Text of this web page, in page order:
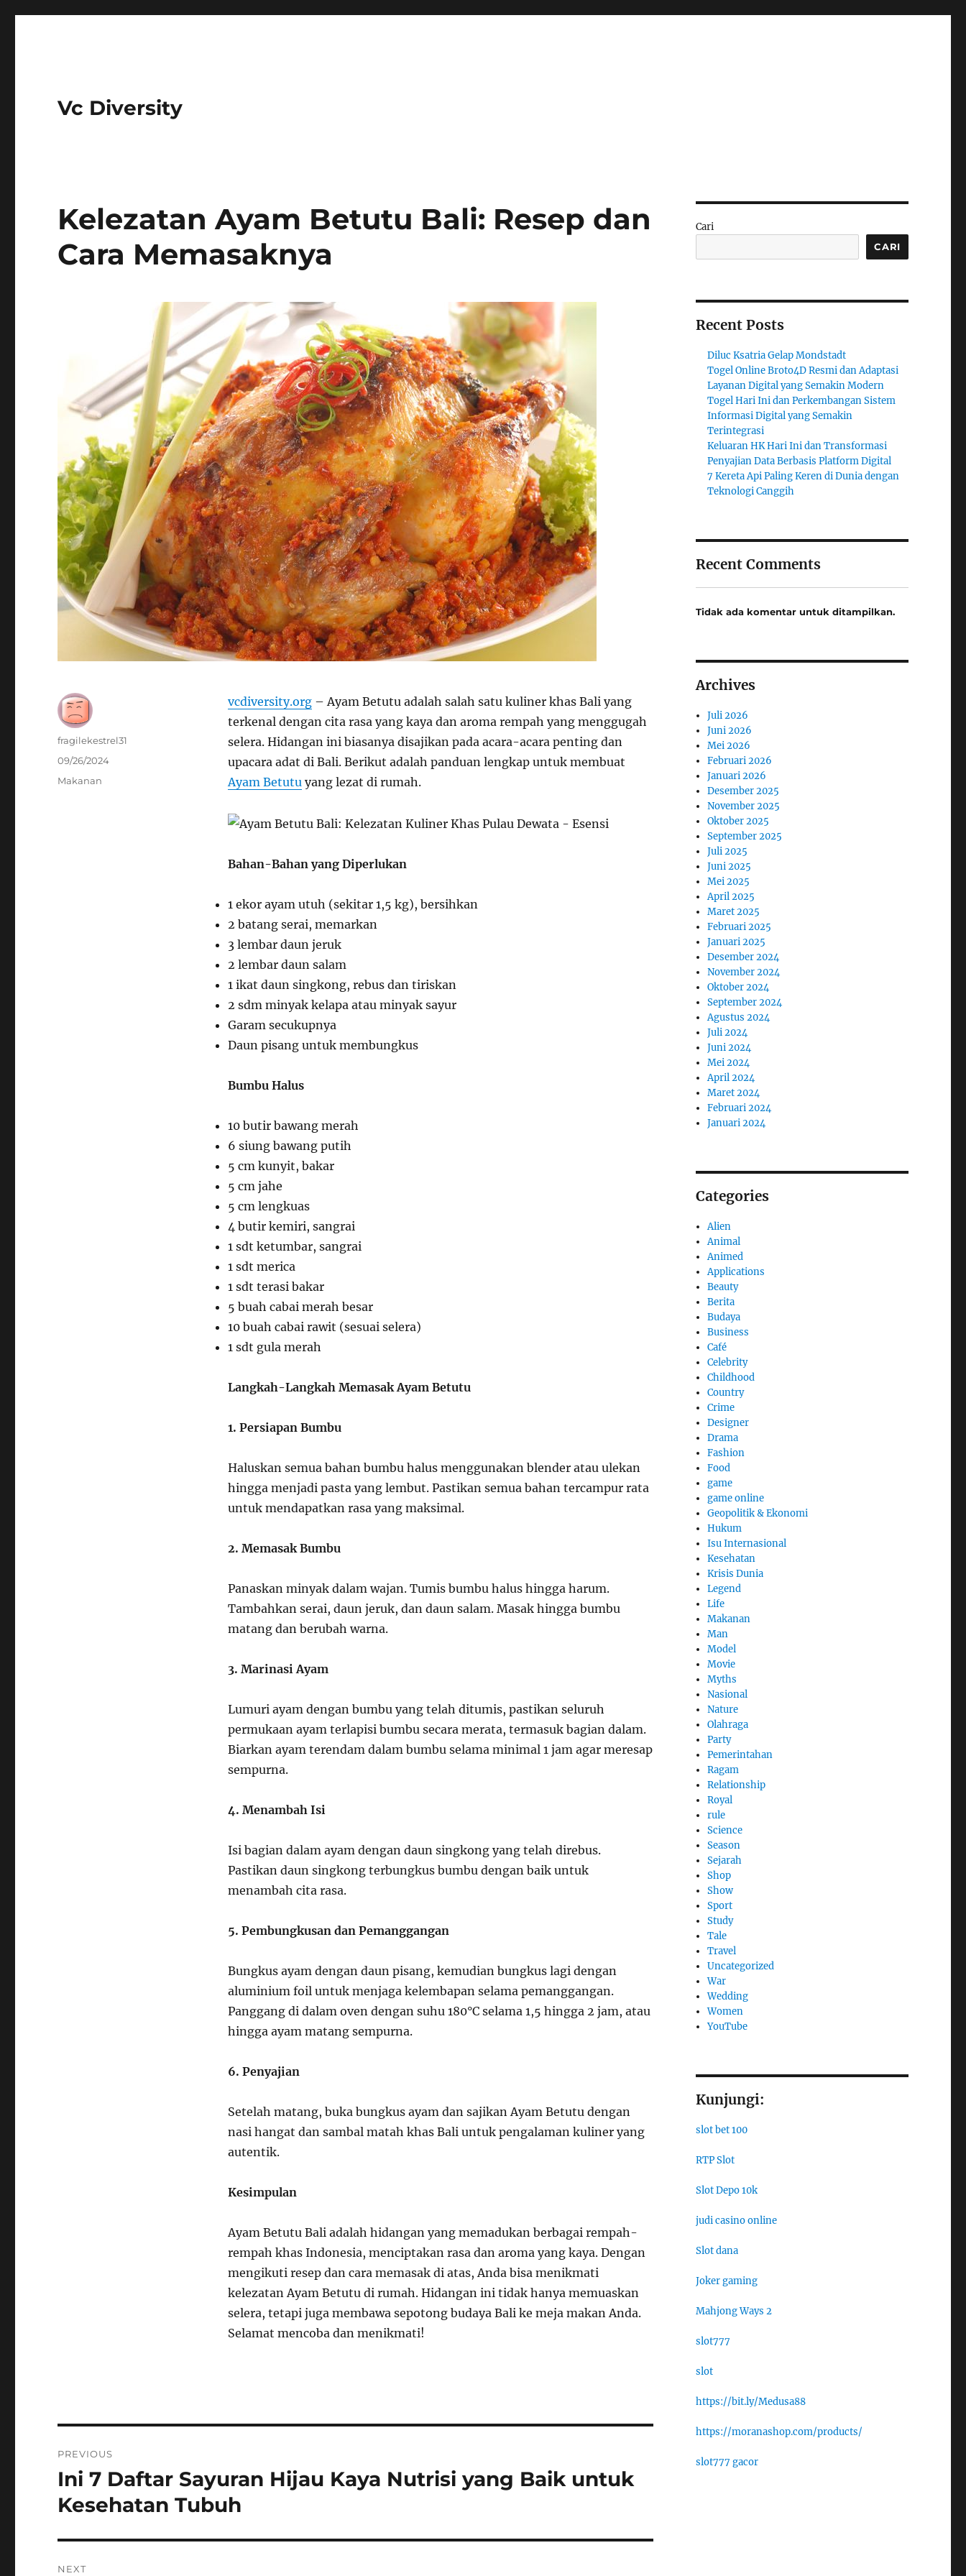
Vc Diversity
Kelezatan Ayam Betutu Bali: Resep dan
Cara Memasaknya
vcdiversity.org– Ayam Betutu adalah salah satu kuliner khas Bali yang
terkenal dengan cita rasa yang kaya dan aroma rempah yang menggugah
selera. Hidangan ini biasanya disajikan pada acara-acara penting dan
upacara adat di Bali. Berikut adalah panduan lengkap untuk membuat
Ayam Betutuyang lezat di rumah.
Bahan-Bahan yang Diperlukan
1 ekor ayam utuh (sekitar 1,5 kg), bersihkan
2 batang serai, memarkan
3 lembar daun jeruk
2 lembar daun salam
1 ikat daun singkong, rebus dan tiriskan
2 sdm minyak kelapa atau minyak sayur
Garam secukupnya
Daun pisang untuk membungkus
Bumbu Halus
10 butir bawang merah
6 siung bawang putih
5 cm kunyit, bakar
5 cm jahe
5 cm lengkuas
4 butir kemiri, sangrai
1 sdt ketumbar, sangrai
1 sdt merica
1 sdt terasi bakar
5 buah cabai merah besar
10 buah cabai rawit (sesuai selera)
1 sdt gula merah
Langkah-Langkah Memasak Ayam Betutu
1. Persiapan Bumbu
Haluskan semua bahan bumbu halus menggunakan blender atau ulekan
hingga menjadi pasta yang lembut. Pastikan semua bahan tercampur rata
untuk mendapatkan rasa yang maksimal.
2. Memasak Bumbu
Panaskan minyak dalam wajan. Tumis bumbu halus hingga harum.
Tambahkan serai, daun jeruk, dan daun salam. Masak hingga bumbu
matang dan berubah warna.
3. Marinasi Ayam
Lumuri ayam dengan bumbu yang telah ditumis, pastikan seluruh
permukaan ayam terlapisi bumbu secara merata, termasuk bagian dalam.
Biarkan ayam terendam dalam bumbu selama minimal 1 jam agar meresap
sempurna.
4. Menambah Isi
Isi bagian dalam ayam dengan daun singkong yang telah direbus.
Pastikan daun singkong terbungkus bumbu dengan baik untuk
menambah cita rasa.
5. Pembungkusan dan Pemanggangan
Bungkus ayam dengan daun pisang, kemudian bungkus lagi dengan
aluminium foil untuk menjaga kelembapan selama pemanggangan.
Panggang di dalam oven dengan suhu 180°C selama 1,5 hingga 2 jam, atau
hingga ayam matang sempurna.
6. Penyajian
Setelah matang, buka bungkus ayam dan sajikan Ayam Betutu dengan
nasi hangat dan sambal matah khas Bali untuk pengalaman kuliner yang
autentik.
Kesimpulan
Ayam Betutu Bali adalah hidangan yang memadukan berbagai rempah-
rempah khas Indonesia, menciptakan rasa dan aroma yang kaya. Dengan
mengikuti resep dan cara memasak di atas, Anda bisa menikmati
kelezatan Ayam Betutu di rumah. Hidangan ini tidak hanya memuaskan
selera, tetapi juga membawa sepotong budaya Bali ke meja makan Anda.
Selamat mencoba dan menikmati!
Author
fragilekestrel31
Posted
09/26/2024
Categories
Makanan
pos
PREVIOUS
Previous
post:
Ini 7 Daftar Sayuran Hijau Kaya Nutrisi yang Baik untuk
Kesehatan Tubuh
NEXT
Cari
CARI
Recent Posts
Diluc Ksatria Gelap Mondstadt
Togel Online Broto4D Resmi dan Adaptasi
Layanan Digital yang Semakin Modern
Togel Hari Ini dan Perkembangan Sistem
Informasi Digital yang Semakin
Terintegrasi
Keluaran HK Hari Ini dan Transformasi
Penyajian Data Berbasis Platform Digital
7 Kereta Api Paling Keren di Dunia dengan
Teknologi Canggih
Recent Comments
Tidak ada komentar untuk ditampilkan.
Archives
Juli 2026
Juni 2026
Mei 2026
Februari 2026
Januari 2026
Desember 2025
November 2025
Oktober 2025
September 2025
Juli 2025
Juni 2025
Mei 2025
April 2025
Maret 2025
Februari 2025
Januari 2025
Desember 2024
November 2024
Oktober 2024
September 2024
Agustus 2024
Juli 2024
Juni 2024
Mei 2024
April 2024
Maret 2024
Februari 2024
Januari 2024
Categories
Alien
Animal
Animed
Applications
Beauty
Berita
Budaya
Business
Café
Celebrity
Childhood
Country
Crime
Designer
Drama
Fashion
Food
game
game online
Geopolitik & Ekonomi
Hukum
Isu Internasional
Kesehatan
Krisis Dunia
Legend
Life
Makanan
Man
Model
Movie
Myths
Nasional
Nature
Olahraga
Party
Pemerintahan
Ragam
Relationship
Royal
rule
Science
Season
Sejarah
Shop
Show
Sport
Study
Tale
Travel
Uncategorized
War
Wedding
Women
YouTube
Kunjungi:
slot bet 100
RTP Slot
Slot Depo 10k
judi casino online
Slot dana
Joker gaming
Mahjong Ways 2
slot777
slot
https://bit.ly/Medusa88
https://moranashop.com/products/
slot777 gacor